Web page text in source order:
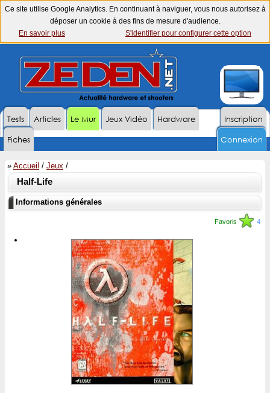
Ce site utilise Google Analytics. En continuant à naviguer, vous nous autorisez à
déposer un cookie à des fins de mesure d'audience.
En savoir plus
S'identifier pour configurer cette option
Inscription
Tests Articles Le Mur Jeux Vidéo
Hardware
Fiches
Connexion
» Accueil / Jeux /
Half-Life
Informations générales
4
Favoris